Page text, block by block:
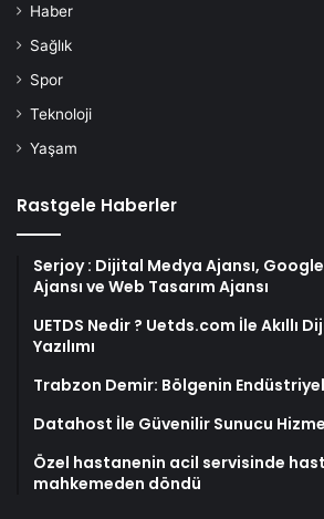
Haber
Sağlık
Spor
Teknoloji
Yaşam
Rastgele Haberler
Serjoy : Dijital Medya Ajansı, Google
Ajansı ve Web Tasarım Ajansı
UETDS Nedir ? Uetds.com İle Akıllı
Yazılımı
Trabzon Demir: Bölgenin
Datahost İle Güvenilir Sunucu
Özel hastanenin acil servisinde
mahkemeden döndü